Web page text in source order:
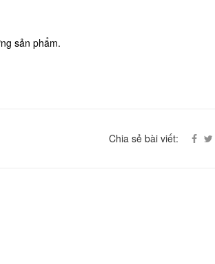
sản phẩm.
Chia sẻ bài viết: